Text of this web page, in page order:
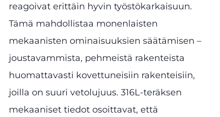
reagoivat erittäin hyvin työstökarkaisuun.
Tämä mahdollistaa monenlaisten
mekaanisten ominaisuuksien säätämisen –
joustavammista, pehmeistä rakenteista
huomattavasti kovettuneisiin rakenteisiin,
joilla on suuri vetolujuus. 316L-teräksen
mekaaniset tiedot osoittavat, että